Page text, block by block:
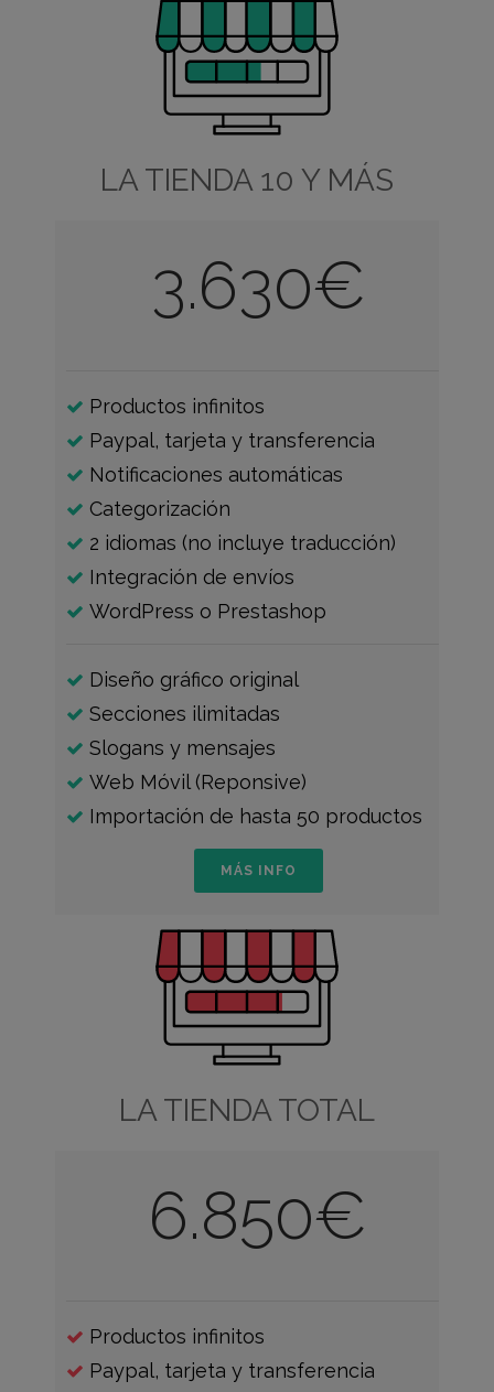
LA TIENDA 10 Y MÁS
3.630€
Productos infinitos
Paypal, tarjeta y transferencia
Notificaciones automáticas
Categorización
2 idiomas (no incluye traducción)
Integración de envíos
WordPress o Prestashop
Diseño gráfico original
Secciones ilimitadas
Slogans y mensajes
Web Móvil (Reponsive)
Importación de hasta 50 productos
MÁS INFO
LA TIENDA TOTAL
6.850€
Productos infinitos
Paypal, tarjeta y transferencia